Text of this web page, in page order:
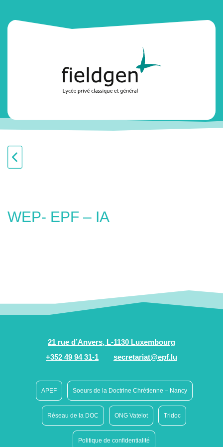
WEP- EPF – IA
21 rue d’Anvers, L-1130 Luxembourg
+352 49 94 31-1
secretariat@epf.lu
APEF Soeurs de la Doctrine Chrétienne – Nancy
Réseau de la DOC ONG Vatelot Tridoc
Politique de confidentialité